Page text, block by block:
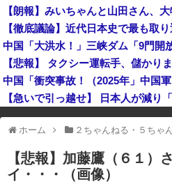
※アドブロック等の広告非表示プラグイ
一部のコンテンツが表示されなくなった
たりする場合があります。
ホーム ２ちゃんねる・５ちゃ
【悲報】加藤鷹（６１）
イ・・・（画像）